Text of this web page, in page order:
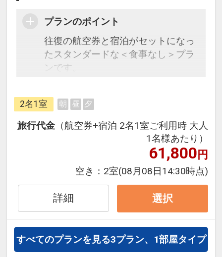
プランのポイント
往復の航空券と宿泊がセットになっ
たスタンダードな＜食事なし＞プラ
ンです。
できるダイナミックパッケージだか
ら、一都市滞在はもちろん周遊旅行
にも最適！
旅行期間中の1泊だけの宿泊や延
泊・飛び泊なども自由自在です。
フライトは、安心のJAL（または
JALグループ）確約！フライトマイ
ル50%貯まります。
オプションでレンタカーや現地交
通・体験プランなどの追加（同時予
約）が可能なプランもございます。
2名1室 朝 昼 夕
旅行代金 （航空券+宿泊 2名1室ご利用時 大人
1名様あたり）
61,800円
空き： 2室(08月08日14:30時点)
詳細 選択
すべてのプランを見る3プラン、1部屋タイプ